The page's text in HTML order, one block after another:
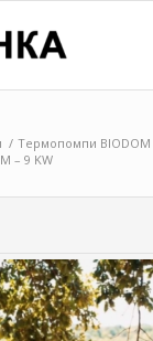
/ Термопомпи BIODOM
– 9 KW